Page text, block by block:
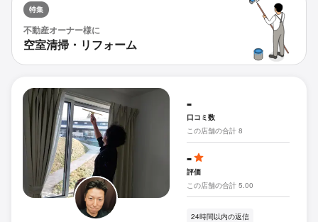
特集
不動産オーナー様に
空室清掃・リフォーム
-
口コミ数
この店舗の合計 8
-
評価
この店舗の合計 5.00
24時間以内の返信